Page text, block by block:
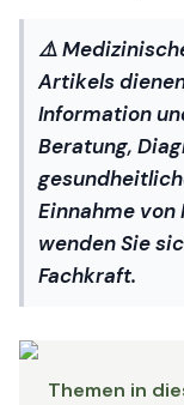
⚠️
Artikels
Information
Beratung,
Einnahme
wenden Sie
Fachkraft.
Themen in
Zink und
Zink und
Zink für starke
Zink und
Zink und
Zink und
Zink bei
Zink und